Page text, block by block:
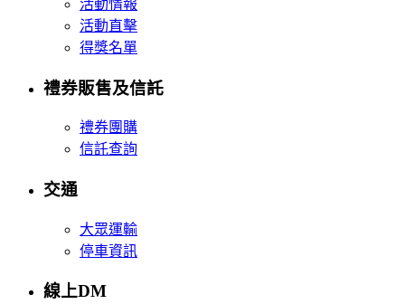
活動情報
活動直擊
得獎名單
禮券販售及信託
禮券團購
信託查詢
交通
大眾運輸
停車資訊
線上DM